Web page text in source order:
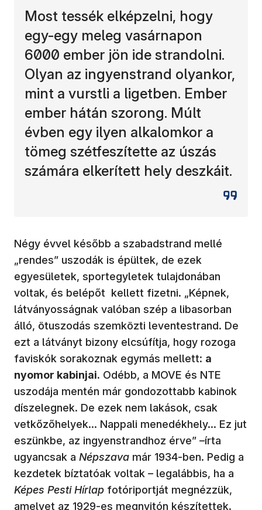
Most tessék elképzelni, hogy
egy-egy meleg vasárnapon
6000 ember jön ide strandolni.
Olyan az ingyenstrand olyankor,
mint a vurstli a ligetben. Ember
ember hátán szorong. Múlt
évben egy ilyen alkalomkor a
tömeg szétfeszítette az úszás
számára elkerített hely deszkáit.
Négy évvel később a szabadstrand mellé
„rendes” uszodák is épültek, de ezek
egyesületek, sportegyletek tulajdonában
voltak, és belépőt kellett fizetni. „Képnek,
látványosságnak valóban szép a libasorban
álló, ötuszodás szemközti leventestrand. De
ezt a látványt bizony elcsúfítja, hogy rozoga
faviskók sorakoznak egymás mellett: a
nyomor kabinjai. Odébb, a MOVE és NTE
uszodája mentén már gondozottabb kabinok
díszelegnek. De ezek nem lakások, csak
vetkőzőhelyek… Nappali menedékhely… Ez jut
eszünkbe, az ingyenstrandhoz érve” –írta
ugyancsak a Népszava már 1934-ben. Pedig a
kezdetek bíztatóak voltak – legalábbis, ha a
Képes Pesti Hírlap fotóriportját megnézzük,
amelyet az 1929-es megnyitón készítettek.